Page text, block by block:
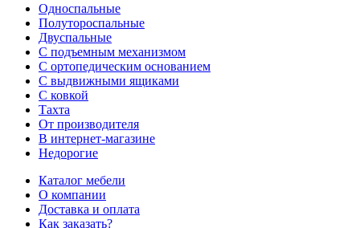
Односпальные
Полутороспальные
Двуспальные
С подъемным механизмом
С ортопедическим основанием
С выдвижными ящиками
С ковкой
Тахта
От производителя
В интернет-магазине
Недорогие
Каталог мебели
О компании
Доставка и оплата
Как заказать?